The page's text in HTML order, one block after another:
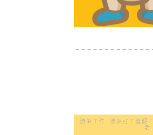
澳洲工作 澳洲打工渡假
活